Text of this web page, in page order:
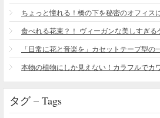
ちょっと憧れる！橋の下を秘密のオフィス
食べれる花束？！ ヴィーガンな美しすぎる
タグ – Tags